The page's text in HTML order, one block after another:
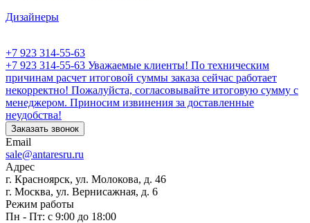
Дизайнеры
+7 923 314-55-63
+7 923 314-55-63 Уважаемые клиенты! По техническим
причинам расчет итоговой суммы заказа сейчас работает
некорректно! Пожалуйста, согласовывайте итоговую сумму с
менеджером. Приносим извинения за доставленные
неудобства!
Заказать звонок
Email
sale@antaresru.ru
Адрес
г. Красноярск, ул. Молокова, д. 46
г. Москва, ул. Вернисажная, д. 6
Режим работы
Пн - Пт: с 9:00 до 18:00